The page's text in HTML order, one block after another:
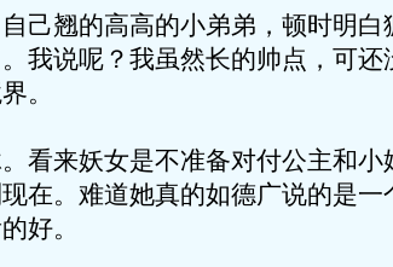
己翘的高高的小弟弟，顿时明白
我说呢？我虽然长的帅点，可
。
看来妖女是不准备对付公主和小
在。难道她真的如德广说的是
好。